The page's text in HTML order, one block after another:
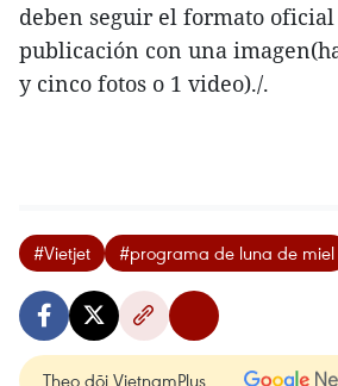
deben seguir el formato
publicación con una
y cinco fotos o 1 video)./.
#Vietjet #programa de luna de miel
Theo dõi VietnamPlus